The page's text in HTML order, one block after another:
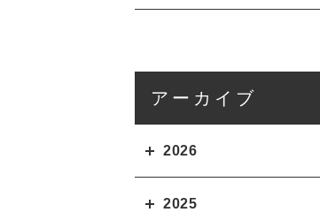
アーカイブ
2026
2025